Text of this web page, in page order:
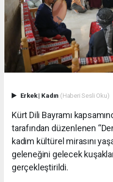
Erkek| Kadın (Haberi Sesli Oku)
Kürt Dili Bayramı
tarafından düzenlenen
kadim kültürel mirasını
geleneğini gelecek
gerçekleştirildi.